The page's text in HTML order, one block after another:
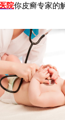
院你皮癣专家的